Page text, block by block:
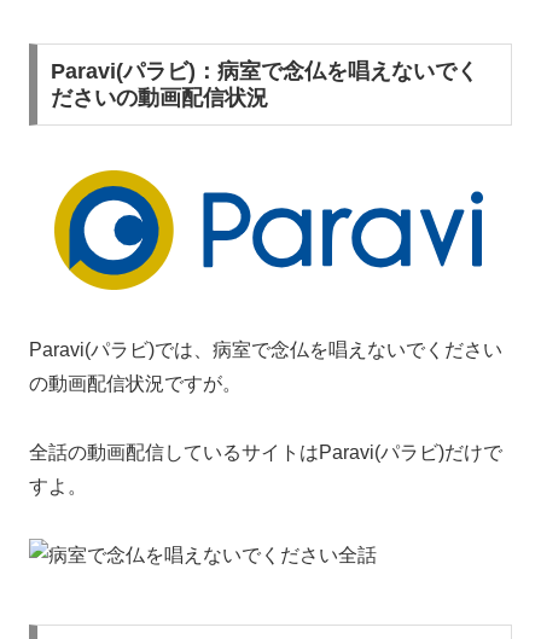
Paravi(パラビ)：病室で念仏を唱えないでく
ださいの動画配信状況
Paravi(パラビ)では、病室で念仏を唱えないでください
の動画配信状況ですが。
全話の動画配信しているサイトはParavi(パラビ)だけで
すよ。